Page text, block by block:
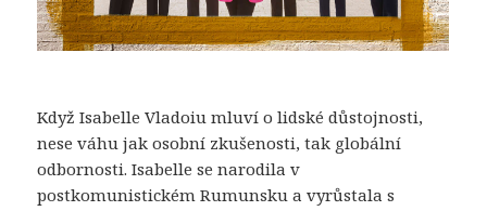
Když Isabelle Vladoiu mluví o lidské důstojnosti,
nese váhu jak osobní zkušenosti, tak globální
odbornosti. Isabelle se narodila v
postkomunistickém Rumunsku a vyrůstala s